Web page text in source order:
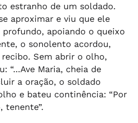
estranho de um soldado.
aproximar e viu que ele
apoiando o queixo
o sonolento acordou,
recibo. Sem abrir o olho,
“...Ave Maria, cheia de
a oração, o soldado
e bateu continência: “Por
tenente”.